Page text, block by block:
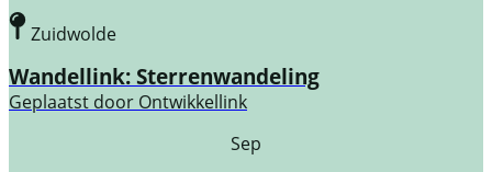
Zuidwolde
Wandellink: Sterrenwandeling
Geplaatst door Ontwikkellink
Sep